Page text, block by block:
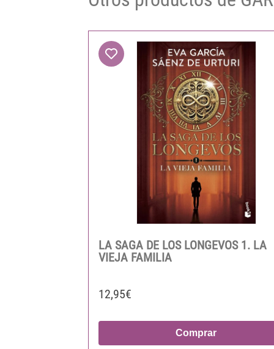
LA SAGA DE LOS LONGEVOS 1. LA
VIEJA FAMILIA
12,95€
Comprar